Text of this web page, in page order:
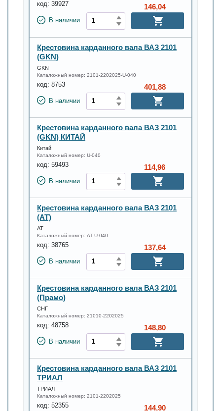
код: 39927
В наличии
146,04
Крестовина карданного вала ВАЗ 2101
(GKN)
GKN
Каталожный номер: 2101-2202025-U-040
код: 8753
В наличии
401,88
Крестовина карданного вала ВАЗ 2101
(GKN) КИТАЙ
Китай
Каталожный номер: U-040
код: 59493
В наличии
114,96
Крестовина карданного вала ВАЗ 2101
(АТ)
АТ
Каталожный номер: AT U-040
код: 38765
В наличии
137,64
Крестовина карданного вала ВАЗ 2101
(Прамо)
СНГ
Каталожный номер: 21010-2202025
код: 48758
В наличии
148,80
Крестовина карданного вала ВАЗ 2101
ТРИАЛ
ТРИАЛ
Каталожный номер: 2101-2202025
код: 52355 144,90